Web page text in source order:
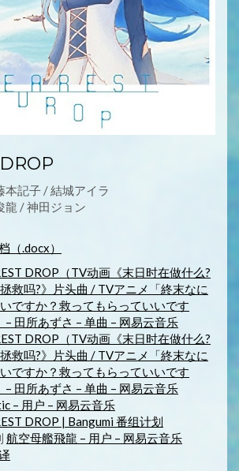
記子 / 結城アイラ
龍 / 神田ジョン
（.docx）
DROP（TV动画《末日时在做什么?
救吗?》片头曲 / TVアニメ「終末なに
ですか？救ってもらっていいです
– 田所あずさ – 单曲 – 网易云音乐
DROP（TV动画《末日时在做什么?
救吗?》片头曲 / TVアニメ「終末なに
ですか？救ってもらっていいです
– 田所あずさ – 单曲 – 网易云音乐
– 用户 – 网易云音乐
DROP | Bangumi 番组计划
航空母艦飛龍 – 用户 – 网易云音乐